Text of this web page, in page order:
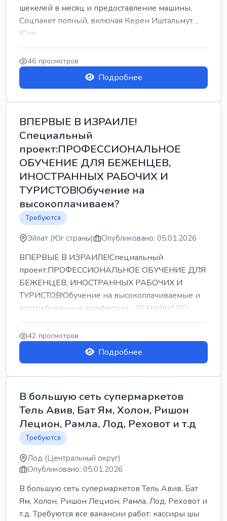
шекелей в месяц и предоставление машины.
Соцпакет полный, включая Керен Иштальмут. ,
Юля
46 просмотров
Подробнее
ВПЕРВЫЕ В ИЗРАИЛЕ!
Специальный
проект:ПРОФЕССИОНАЛЬНОЕ
ОБУЧЕНИЕ ДЛЯ БЕЖЕНЦЕВ,
ИНОСТРАННЫХ РАБОЧИХ И
ТУРИСТОВ!Обучение на
высокоплачиваем?
Требуются
Эйлат (Юг страны) Опубликовано: 05.01.2026
ВПЕРВЫЕ В ИЗРАИЛЕ!Специальный
проект:ПРОФЕССИОНАЛЬНОЕ ОБУЧЕНИЕ ДЛЯ
БЕЖЕНЦЕВ, ИНОСТРАННЫХ РАБОЧИХ И
ТУРИСТОВ!Обучение на высокоплачиваемые и
востребованные профессии:- ТЕХНИКИ ПО
РЕМОНТУ КОНДИЦИОНЕРОВ-...
42 просмотров
Подробнее
В большую сеть супермаркетов
Тель Авив, Бат Ям, Холон, Ришон
Лецион, Рамла, Лод, Реховот и т.д
Требуются
Лод (Центральный округ)
Опубликовано: 05.01.2026
В большую сеть супермаркетов Тель Авив, Бат
Ям, Холон, Ришон Лецион, Рамла, Лод, Реховот и
т.д. Требуются все вакансии работ: кассиры шы